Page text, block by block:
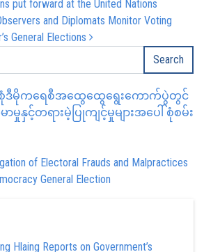
put forward at the United Nations
and Diplomats Monitor Voting
General Elections
စုံဒီမိုကရေစီအထွေထွေရွေးကောက်ပွဲတွင်
မှုနှင့်တရားမဲ့ပြုကျင့်မှုများအပေါ် စုံစမ်း
of Electoral Frauds and Malpractices
General Election
Hlaing Reports on Government’s